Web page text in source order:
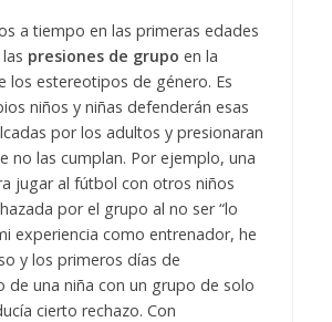
a tiempo en las primeras edades
presiones de grupo en la
los estereotipos de género. Es
niños y niñas defenderán esas
por los adultos y presionaran
no las cumplan. Por ejemplo, una
jugar al fútbol con otros niños
por el grupo al no ser “lo
experiencia como entrenador, he
y los primeros días de
de una niña con un grupo de solo
cierto rechazo. Con